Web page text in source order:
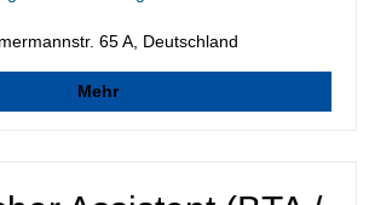
65 A, Deutschland
Mehr